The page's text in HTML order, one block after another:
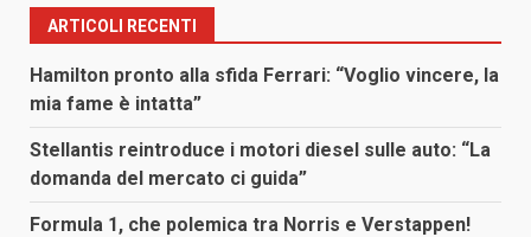
ARTICOLI RECENTI
Hamilton pronto alla sfida Ferrari: “Voglio vincere, la
mia fame è intatta”
Stellantis reintroduce i motori diesel sulle auto: “La
domanda del mercato ci guida”
Formula 1, che polemica tra Norris e Verstappen!